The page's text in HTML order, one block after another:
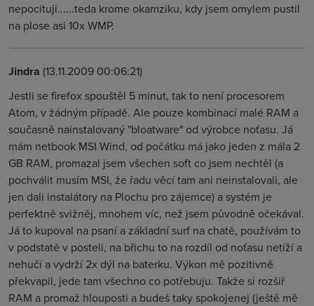
nepocituji......teda krome okamziku, kdy jsem omylem pustil
na plose asi 10x WMP.
Jindra (13.11.2009 00:06:21)
Jestli se firefox spouštěl 5 minut, tak to není procesorem
Atom, v žádným případě. Ale pouze kombinací malé RAM a
současně nainstalovaný "bloatware" od výrobce noťasu. Já
mám netbook MSI Wind, od počátku má jako jeden z mála 2
GB RAM, promazal jsem všechen soft co jsem nechtěl (a
pochválit musím MSI, že řadu věcí tam ani neinstalovali, ale
jen dali instalátory na Plochu pro zájemce) a systém je
perfektně svižněj, mnohem víc, než jsem původně očekával.
Já to kupoval na psaní a základní surf na chatě, používám to
v podstatě v posteli, na břichu to na rozdíl od noťasu netíží a
nehučí a vydrží 2x dýl na baterku. Výkon mě pozitivně
překvapil, jede tam všechno co potřebuju. Takže si rozšiř
RAM a promaž hlouposti a budeš taky spokojenej (ještě mě